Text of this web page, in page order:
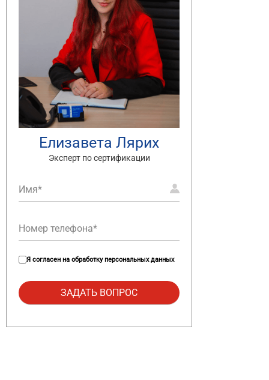
Елизавета Лярих
Эксперт по сертификации
Я согласен на обработку персональных данных